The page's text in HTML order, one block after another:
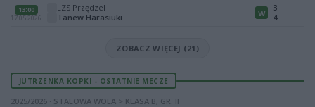
13:00
17.05.2026
LZS Przędzel
Tanew Harasiuki
W
3
4
ZOBACZ WIĘCEJ (21)
JUTRZENKA KOPKI - OSTATNIE MECZE
2025/2026 · STALOWA WOLA > KLASA B, GR. II